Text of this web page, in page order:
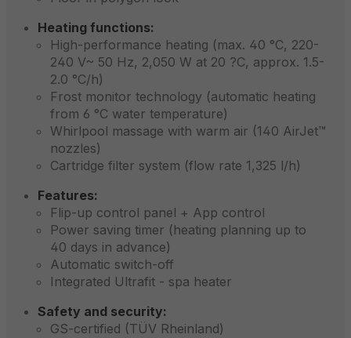
Heating functions:
High-performance heating (max. 40 °C, 220-
240 V~ 50 Hz, 2,050 W at 20 ?C, approx. 1.5-
2.0 °C/h)
Frost monitor technology (automatic heating
from 6 °C water temperature)
Whirlpool massage with warm air (140 AirJet™
nozzles)
Cartridge filter system (flow rate 1,325 l/h)
Features:
Flip-up control panel + App control
Power saving timer (heating planning up to
40 days in advance)
Automatic switch-off
Integrated Ultrafit - spa heater
Safety and security:
GS-certified (TÜV Rheinland)